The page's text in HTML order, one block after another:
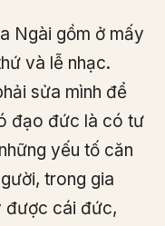
Ngài gồm ở mấy
và lễ nhạc.
sửa mình để
đạo đức là có tư
yếu tố căn
trong gia
được cái đức,